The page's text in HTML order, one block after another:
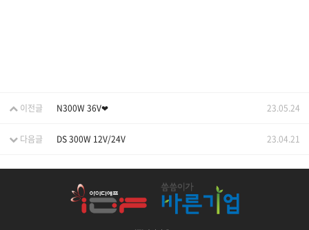
이전글 N300W 36V❤ 23.05.24
다음글 DS 300W 12V/24V 23.04.21